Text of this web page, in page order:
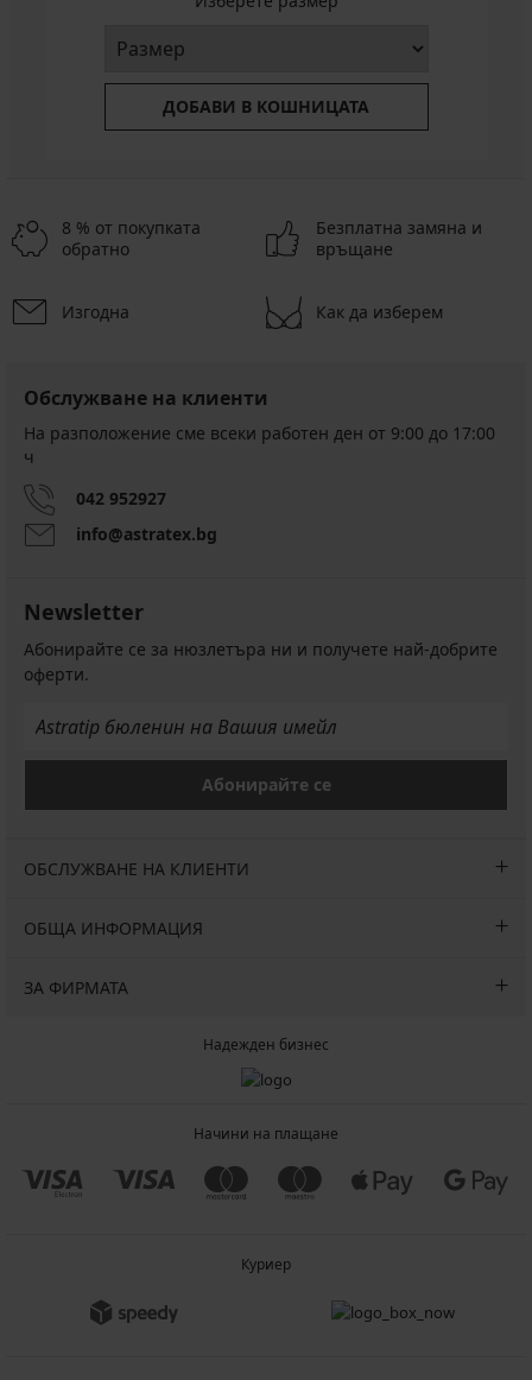
ДОБАВИ В КОШНИЦАТА
8 % от покупката
обратно
Безплатна замяна и
връщане
Изгодна Как да изберем
Обслужване на клиенти
На разположение сме всеки работен ден от 9:00 до 17:00
ч
042 952927
info@astratex.bg
Newsletter
Абонирайте се за нюзлетъра ни и получете най-добрите
оферти.
Абонирайте се
ОБСЛУЖВАНЕ НА КЛИЕНТИ
ОБЩА ИНФОРМАЦИЯ
ЗА ФИРМАТА
Надежден бизнес
Начини на плащане
Куриер